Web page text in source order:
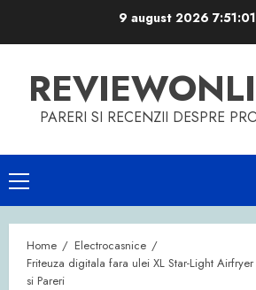
9 august 2026
PARERI SI RECENZII DESPRE
Primary
Menu
Home
Electrocasnice
Friteuza digitala fara ulei XL Star-Light
si Pareri